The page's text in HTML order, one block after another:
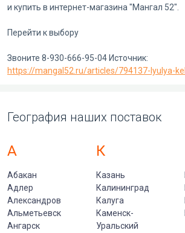
и купить в интернет-магазина "Мангал 52".
Перейти к выбору
Звоните 8-930-666-95-04 Источник:
https://mangal52.ru/articles/794137-lyulya-
География наших поставок
А
Абакан
Адлер
Александров
Альметьевск
Ангарск
К
Казань
Калининград
Калуга
Каменск-
Уральский